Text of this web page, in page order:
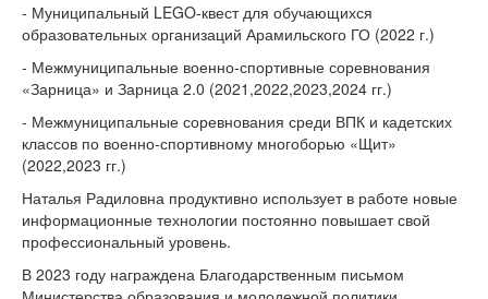
- Муниципальный LEGO-квест для обучающихся
образовательных организаций Арамильского ГО (2022 г.)
- Межмуниципальные военно-спортивные соревнования
«Зарница» и Зарница 2.0 (2021,2022,2023,2024 гг.)
- Межмуниципальные соревнования среди ВПК и кадетских
классов по военно-спортивному многоборью «Щит»
(2022,2023 гг.)
Наталья Радиловна продуктивно использует в работе новые
информационные технологии постоянно повышает свой
профессиональный уровень.
В 2023 году награждена Благодарственным письмом